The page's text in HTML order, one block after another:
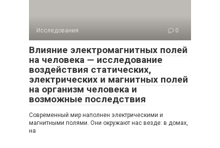
Исследования 0
Влияние электромагнитных полей
на человека — исследование
воздействия статических,
электрических и магнитных полей
на организм человека и
возможные последствия
Современный мир наполнен электрическими и
магнитными полями. Они окружают нас везде: в домах,
на